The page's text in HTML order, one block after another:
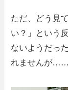
ただ、どう見
い？」という
ないようだっ
れませんが……